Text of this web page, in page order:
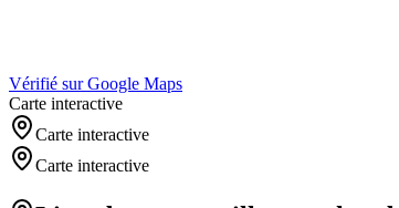
Vérifié sur Google Maps
Carte interactive
Carte interactive
Carte interactive